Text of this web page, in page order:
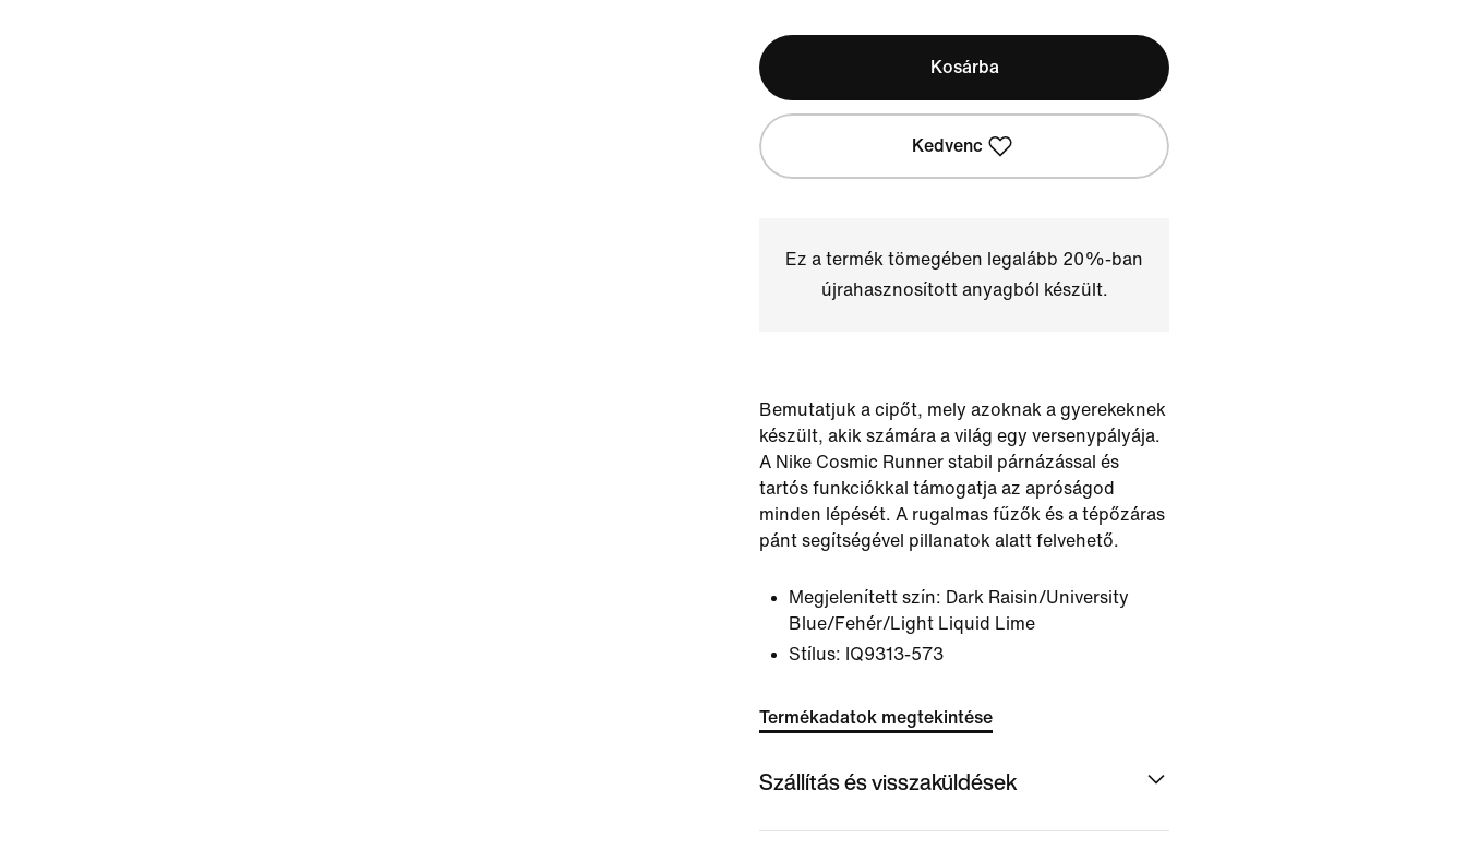
Kosárba
Kedvenc
Ez a termék tömegében legalább 20%-ban
újrahasznosított anyagból készült.
Bemutatjuk a cipőt, mely azoknak a gyerekeknek
készült, akik számára a világ egy versenypályája.
A Nike Cosmic Runner stabil párnázással és
tartós funkciókkal támogatja az apróságod
minden lépését. A rugalmas fűzők és a tépőzáras
pánt segítségével pillanatok alatt felvehető.
Megjelenített szín: Dark Raisin/University
Blue/Fehér/Light Liquid Lime
Stílus: IQ9313-573
Termékadatok megtekintése
Szállítás és visszaküldések